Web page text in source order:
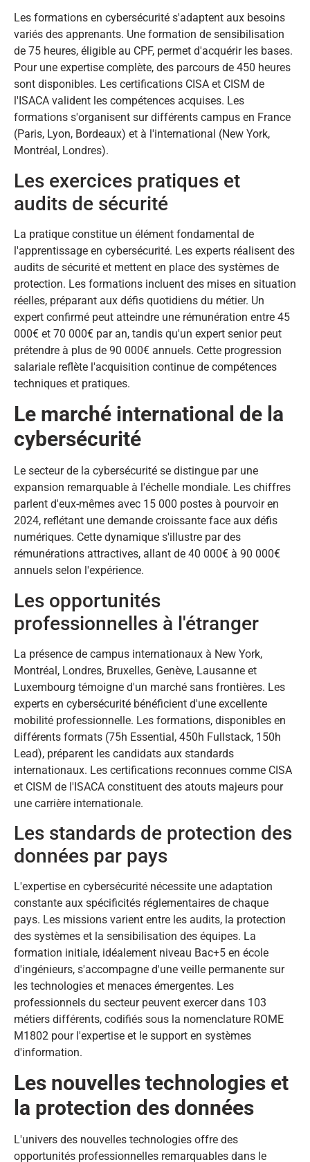
Les formations en cybersécurité s'adaptent aux besoins
variés des apprenants. Une formation de sensibilisation
de 75 heures, éligible au CPF, permet d'acquérir les bases.
Pour une expertise complète, des parcours de 450 heures
sont disponibles. Les certifications CISA et CISM de
l'ISACA valident les compétences acquises. Les
formations s'organisent sur différents campus en France
(Paris, Lyon, Bordeaux) et à l'international (New York,
Montréal, Londres).
Les exercices pratiques et
audits de sécurité
La pratique constitue un élément fondamental de
l'apprentissage en cybersécurité. Les experts réalisent des
audits de sécurité et mettent en place des systèmes de
protection. Les formations incluent des mises en situation
réelles, préparant aux défis quotidiens du métier. Un
expert confirmé peut atteindre une rémunération entre 45
000€ et 70 000€ par an, tandis qu'un expert senior peut
prétendre à plus de 90 000€ annuels. Cette progression
salariale reflète l'acquisition continue de compétences
techniques et pratiques.
Le marché international de la
cybersécurité
Le secteur de la cybersécurité se distingue par une
expansion remarquable à l'échelle mondiale. Les chiffres
parlent d'eux-mêmes avec 15 000 postes à pourvoir en
2024, reflétant une demande croissante face aux défis
numériques. Cette dynamique s'illustre par des
rémunérations attractives, allant de 40 000€ à 90 000€
annuels selon l'expérience.
Les opportunités
professionnelles à l'étranger
La présence de campus internationaux à New York,
Montréal, Londres, Bruxelles, Genève, Lausanne et
Luxembourg témoigne d'un marché sans frontières. Les
experts en cybersécurité bénéficient d'une excellente
mobilité professionnelle. Les formations, disponibles en
différents formats (75h Essential, 450h Fullstack, 150h
Lead), préparent les candidats aux standards
internationaux. Les certifications reconnues comme CISA
et CISM de l'ISACA constituent des atouts majeurs pour
une carrière internationale.
Les standards de protection des
données par pays
L'expertise en cybersécurité nécessite une adaptation
constante aux spécificités réglementaires de chaque
pays. Les missions varient entre les audits, la protection
des systèmes et la sensibilisation des équipes. La
formation initiale, idéalement niveau Bac+5 en école
d'ingénieurs, s'accompagne d'une veille permanente sur
les technologies et menaces émergentes. Les
professionnels du secteur peuvent exercer dans 103
métiers différents, codifiés sous la nomenclature ROME
M1802 pour l'expertise et le support en systèmes
d'information.
Les nouvelles technologies et
la protection des données
L'univers des nouvelles technologies offre des
opportunités professionnelles remarquables dans le